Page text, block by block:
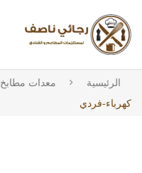
الرئيسية معدات مطابخ
كهرباء-فردي